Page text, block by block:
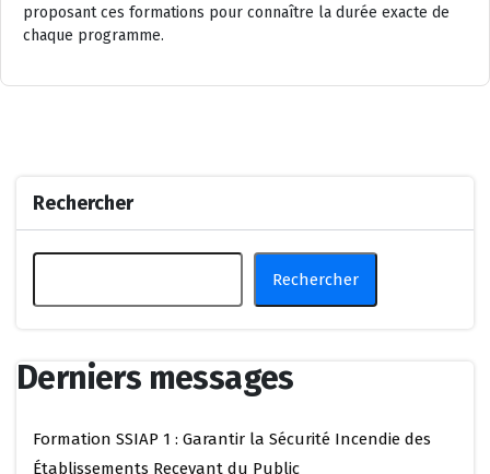
proposant ces formations pour connaître la durée exacte de
chaque programme.
Rechercher
Rechercher
Derniers messages
Formation SSIAP 1 : Garantir la Sécurité Incendie des
Établissements Recevant du Public